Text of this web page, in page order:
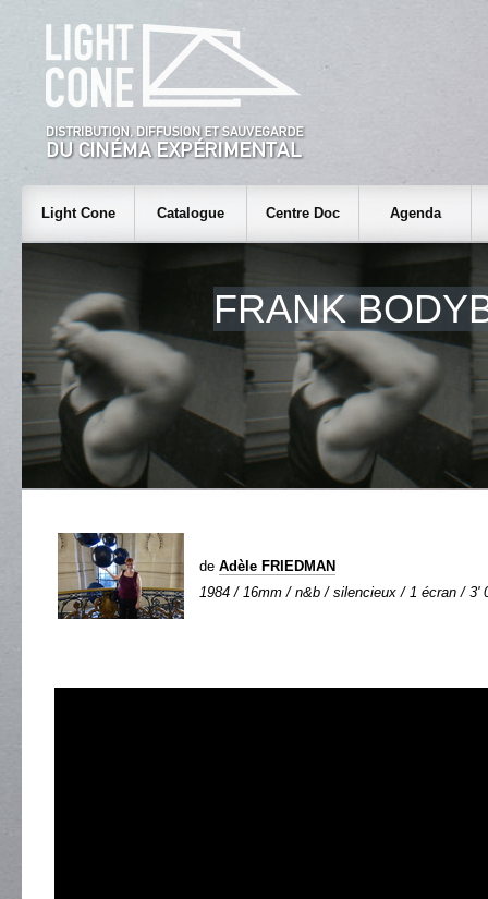
Light Cone Catalogue Centre Doc Agenda
FRANK
de Adèle FRIEDMAN
1984 / 16mm / n&b / silencieux / 1 écran / 3'